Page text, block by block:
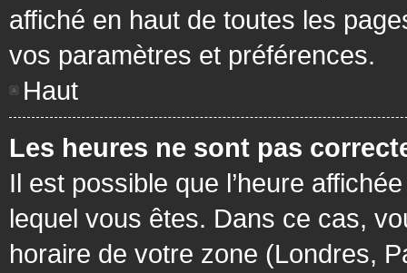
affiché en haut de toutes les
vos paramètres et préférences.
Haut
Les heures ne sont pas
Il est possible que l’heure
lequel vous êtes. Dans ce cas,
horaire de votre zone (Londres,